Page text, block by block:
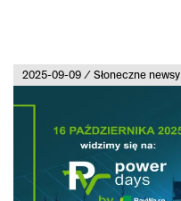
2025-09-09 / Słoneczne newsy